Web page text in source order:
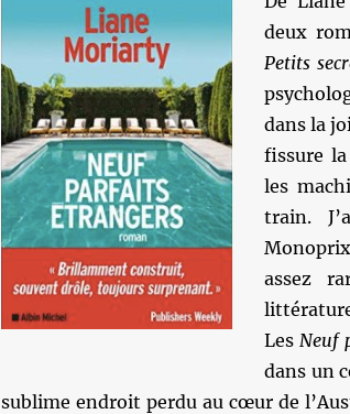
deux
Petits
dans la
fissure
les
train.
assez
LesNeuf
dans un
sublime endroit perdu au cœur de